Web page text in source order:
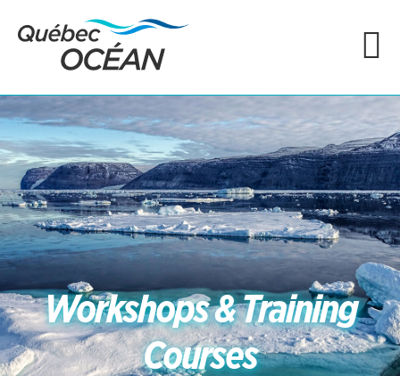
Workshops & Training
Courses